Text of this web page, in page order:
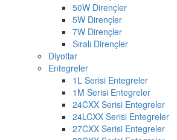
50W Dirençler
5W Dirençler
7W Dirençler
Sıralı Dirençler
Diyotlar
Entegreler
1L Serisi Entegreler
1M Serisi Entegreler
24CXX Serisi Entegreler
24LCXX Serisi Entegreler
27CXX Serisi Entegreler